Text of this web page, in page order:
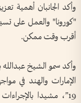
وأكد الجانبان أهمية
"كورونا" والعمل على
أقرب وقت ممكن.
وأكد سمو الشيخ عبدالله
الإمارات والهند في
19
”، مشيدا